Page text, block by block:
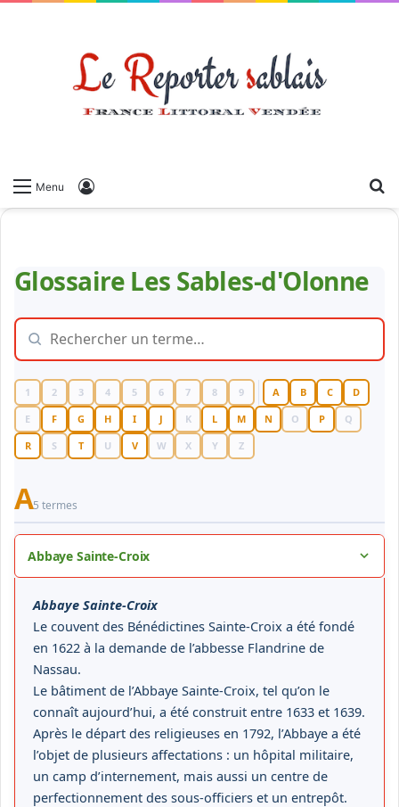
Menu
Glossaire Les Sables-d'Olonne
1 2 3 4 5 6 7 8 9 A B C
D
E
F G H I J K L M N O P
Q
R
S T U V W X Y Z
A5 termes
Abbaye Sainte-Croix
Abbaye Sainte-Croix
Le couvent des Bénédictines Sainte-Croix a été fondé
en 1622 à la demande de l’abbesse Flandrine de
Nassau.
Le bâtiment de l’Abbaye Sainte-Croix, tel qu’on le
connaît aujourd’hui, a été construit entre 1633 et 1639.
Après le départ des religieuses en 1792, l’Abbaye a été
l’objet de plusieurs affectations : un hôpital militaire,
un camp d’internement, mais aussi un centre de
perfectionnement des sous-officiers et un entrepôt.